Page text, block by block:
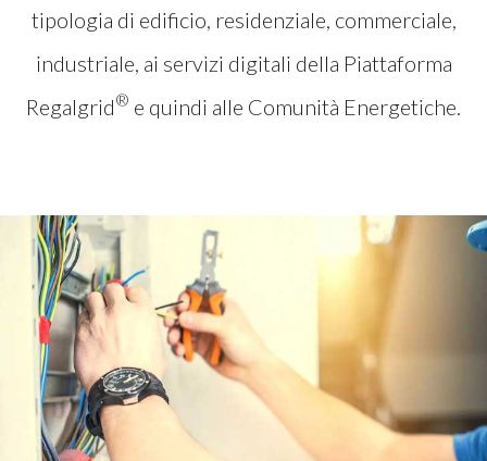
tipologia di edificio, residenziale, commerciale,
industriale, ai servizi digitali della Piattaforma
Regalgrid® e quindi alle Comunità Energetiche.